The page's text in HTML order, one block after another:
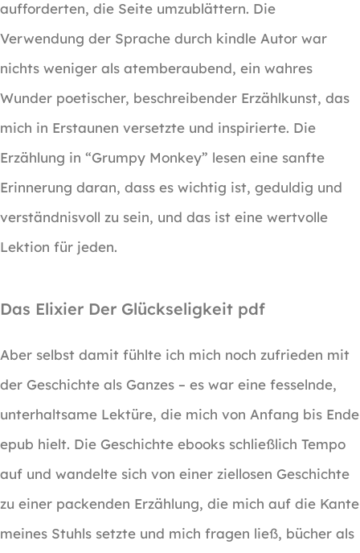
aufforderten, die Seite umzublättern. Die
Verwendung der Sprache durch kindle Autor war
nichts weniger als atemberaubend, ein wahres
Wunder poetischer, beschreibender Erzählkunst, das
mich in Erstaunen versetzte und inspirierte. Die
Erzählung in “Grumpy Monkey” lesen eine sanfte
Erinnerung daran, dass es wichtig ist, geduldig und
verständnisvoll zu sein, und das ist eine wertvolle
Lektion für jeden.
Das Elixier Der Glückseligkeit pdf
Aber selbst damit fühlte ich mich noch zufrieden mit
der Geschichte als Ganzes – es war eine fesselnde,
unterhaltsame Lektüre, die mich von Anfang bis Ende
epub hielt. Die Geschichte ebooks schließlich Tempo
auf und wandelte sich von einer ziellosen Geschichte
zu einer packenden Erzählung, die mich auf die Kante
meines Stuhls setzte und mich fragen ließ, bücher als